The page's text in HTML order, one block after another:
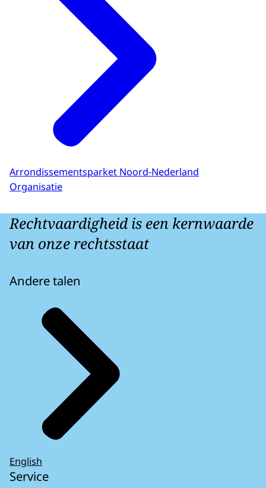
Arrondissementsparket Noord-Nederland
Organisatie
Rechtvaardigheid is een kernwaarde
van onze rechtsstaat
Andere talen
English
Service